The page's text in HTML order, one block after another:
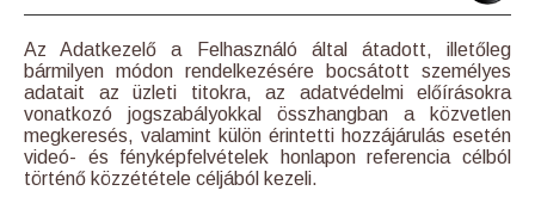
Az Adatkezelő a Felhasználó által átadott, illetőleg
bármilyen módon rendelkezésére bocsátott személyes
adatait az üzleti titokra, az adatvédelmi előírásokra
vonatkozó jogszabályokkal összhangban a közvetlen
megkeresés, valamint külön érintetti hozzájárulás esetén
videó- és fényképfelvételek honlapon referencia célból
történő közzététele céljából kezeli.